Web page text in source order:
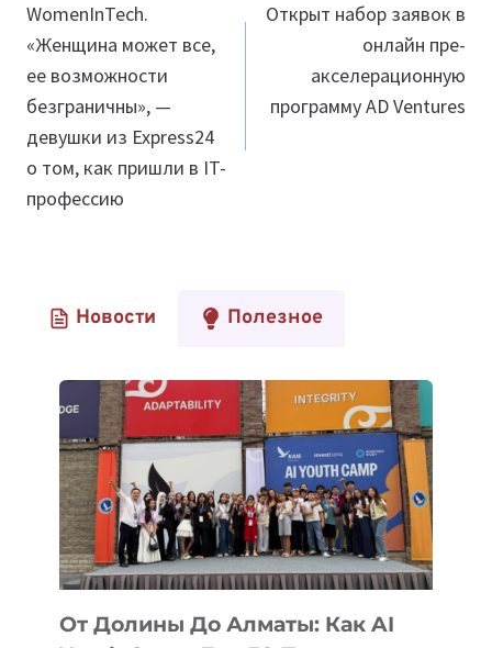
по
записям
WomenInTech.
«Женщина может все,
ее возможности
безграничны», —
девушки из Express24
о том, как пришли в IT-
профессию
Открыт набор заявок в
онлайн пре-
акселерационную
программу AD Ventures
Новости Полезное
От Долины До Алматы: Как AI